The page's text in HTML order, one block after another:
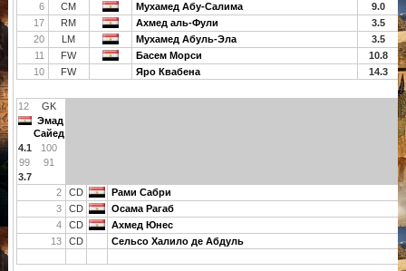
6
CM Мухамед Абу-Салима
9.0
17
RM Ахмед аль-Фули
3.5
20
LM Мухамед Абуль-Эла
3.5
11
FW Басем Морси
10.8
10
FW Яро Квабена 14.3
12
GK
Эмад
Сайед
4.1
100
99
91
3.7
2
CD
Рами Сабри
3
CD
Осама Рагаб
4
CD
Ахмед Юнес
13
CD Сельсо Халило де Абдуль